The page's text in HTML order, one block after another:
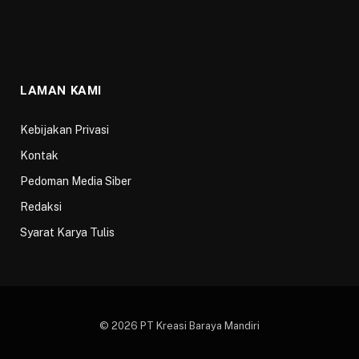
LAMAN KAMI
Kebijakan Privasi
Kontak
Pedoman Media Siber
Redaksi
Syarat Karya Tulis
© 2026 PT Kreasi Baraya Mandiri